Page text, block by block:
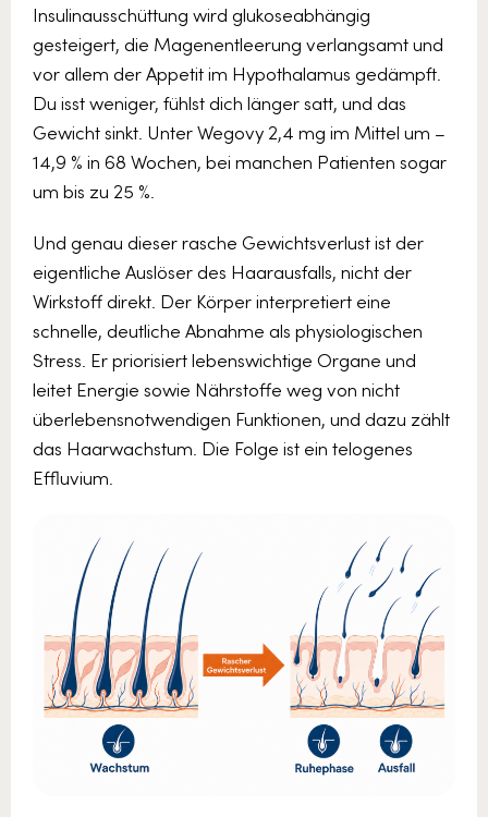
Insulinausschüttung wird glukoseabhängig
gesteigert, die Magenentleerung verlangsamt und
vor allem der Appetit im Hypothalamus gedämpft.
Du isst weniger, fühlst dich länger satt, und das
Gewicht sinkt. Unter Wegovy 2,4 mg im Mittel um –
14,9 % in 68 Wochen, bei manchen Patienten sogar
um bis zu 25 %.
Und genau dieser rasche Gewichtsverlust ist der
eigentliche Auslöser des Haarausfalls, nicht der
Wirkstoff direkt. Der Körper interpretiert eine
schnelle, deutliche Abnahme als physiologischen
Stress. Er priorisiert lebenswichtige Organe und
leitet Energie sowie Nährstoffe weg von nicht
überlebensnotwendigen Funktionen, und dazu zählt
das Haarwachstum. Die Folge ist ein telogenes
Effluvium.